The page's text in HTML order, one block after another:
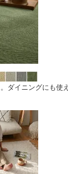
ダイニングにも使